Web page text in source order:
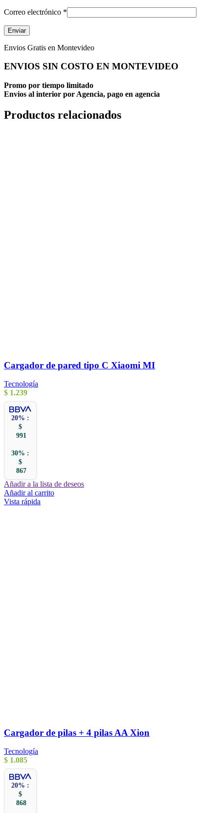
Correo electrónico *
Envios Gratis en Montevideo
ENVIOS SIN COSTO EN MONTEVIDEO
Promo por tiempo limitado
Envios al interior por Agencia, pago en agencia
Productos relacionados
Cargador de pared tipo C Xiaomi MI
Tecnología
$ 1.239
20% :
$
991
30% :
$
867
Añadir a la lista de deseos
Añadir al carrito
Vista rápida
Cargador de pilas + 4 pilas AA Xion
Tecnología
$ 1.085
20% :
$
868